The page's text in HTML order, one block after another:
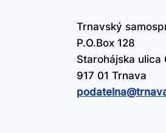
Trnavský
P.O.Box 128
Starohájska ulica
917 01 Trnava